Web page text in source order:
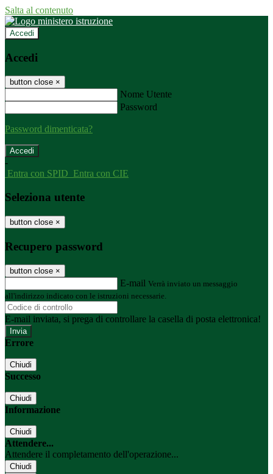
Salta al contenuto
Accedi
Accedi
button close ×
Nome Utente
Password
Password dimenticata?
-
Entra con SPID Entra con CIE
Seleziona utente
button close ×
Recupero password
button close ×
E-mail Verrà inviato un messaggio
all'indirizzo indicato con le istruzioni necessarie.
E-mail inviata, si prega di controllare la casella di posta elettronica!
Errore
Chiudi
Successo
Chiudi
Informazione
Chiudi
Attendere...
Attendere il completamento dell'operazione...
Chiudi